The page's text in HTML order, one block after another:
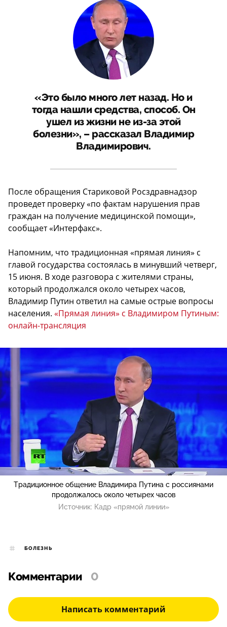
«Это было много лет назад. Но и
тогда нашли средства, способ. Он
ушел из жизни не из-за этой
болезни», – рассказал Владимир
Владимирович.
После обращения Стариковой Росздравнадзор
проведет проверку «по фактам нарушения прав
граждан на получение медицинской помощи»,
сообщает «Интерфакс».
Напомним, что традиционная «прямая линия» с
главой государства состоялась в минувший четверг,
15 июня. В ходе разговора с жителями страны,
который продолжался около четырех часов,
Владимир Путин ответил на самые острые вопросы
населения. «Прямая линия» с Владимиром Путиным:
онлайн-трансляция
Традиционное общение Владимира Путина с россиянами
продолжалось около четырех часов
Источник: Кадр «прямой линии»
БОЛЕЗНЬ
Комментарии 0
Написать комментарий